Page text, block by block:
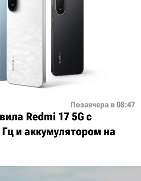
Позавчера в 08:47
Redmi 17 5G с
и аккумулятором на